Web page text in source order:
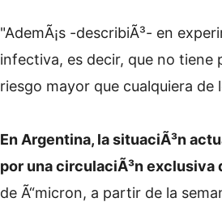
"AdemÃ¡s -describiÃ³- en
infectiva, es decir, que no tiene
riesgo mayor que cualquiera
En Argentina, la situaciÃ³n
por una circulaciÃ³n exclusiva
de Ã“micron, a partir de la